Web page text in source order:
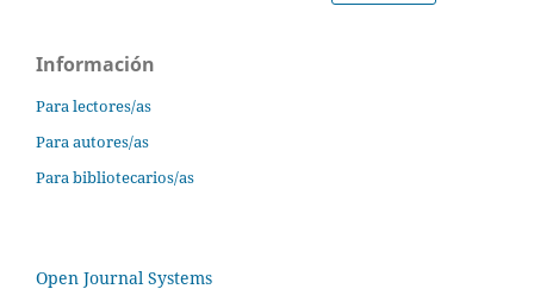
Información
Para lectores/as
Para autores/as
Para bibliotecarios/as
Open Journal Systems